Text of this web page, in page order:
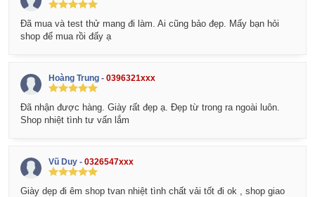
Đã mua và test thử mang đi làm. Ai cũng bảo đẹp. Mấy bạn hỏi
shop để mua rồi đấy ạ
Hoàng Trung - 0396321xxx
Đã nhận được hàng. Giày rất đẹp ạ. Đẹp từ trong ra ngoài luôn.
Shop nhiệt tình tư vấn lắm
Vũ Duy - 0326547xxx
Giày dẹp đi êm shop tvan nhiệt tình chất vải tốt đi ok , shop giao